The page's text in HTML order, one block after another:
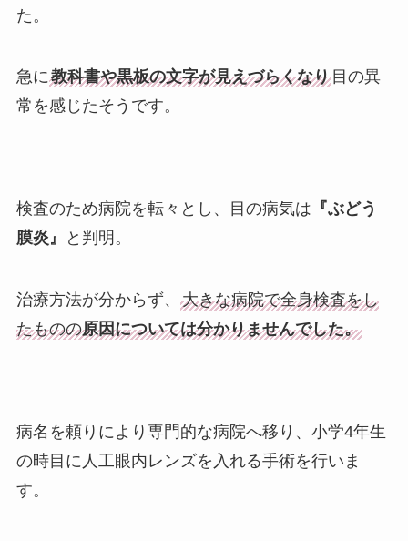
た。
急に教科書や黒板の文字が見えづらくなり目の異
常を感じたそうです。
検査のため病院を転々とし、目の病気は 『ぶどう
膜炎』
と判明。
治療方法が分からず、 大きな病院で全身検査をし
たものの原因については分かりませんでした。
病名を頼りにより専門的な病院へ移り、小学4年生
の時目に人工眼内レンズを入れる手術を行いま
す。